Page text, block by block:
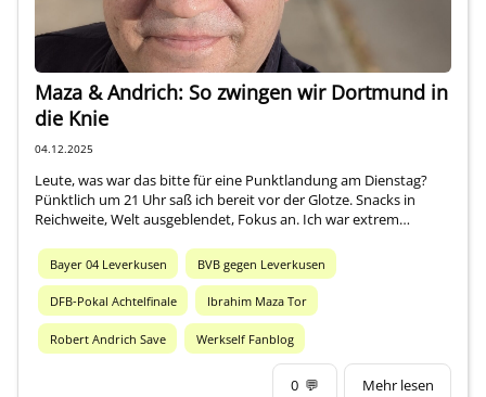
Maza & Andrich: So zwingen wir Dortmund in
die Knie
04.12.2025
Leute, was war das bitte für eine Punktlandung am Dienstag?
Pünktlich um 21 Uhr saß ich bereit vor der Glotze. Snacks in
Reichweite, Welt ausgeblendet, Fokus an. Ich war extrem…
Bayer 04 Leverkusen BVB gegen Leverkusen
DFB-Pokal Achtelfinale Ibrahim Maza Tor
Robert Andrich Save Werkself Fanblog
0 💬 Mehr lesen